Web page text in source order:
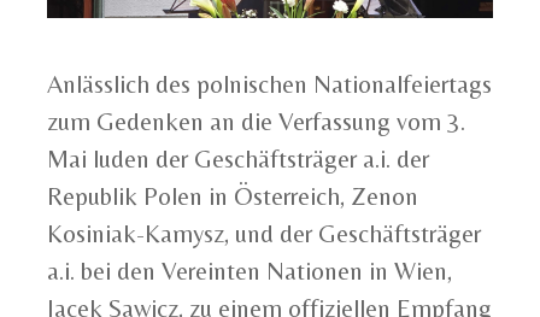
Anlässlich des polnischen Nationalfeiertags
zum Gedenken an die Verfassung vom 3.
Mai luden der Geschäftsträger a.i. der
Republik Polen in Österreich, Zenon
Kosiniak-Kamysz, und der Geschäftsträger
a.i. bei den Vereinten Nationen in Wien,
Jacek Sawicz, zu einem offiziellen Empfang